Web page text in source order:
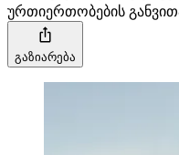
ურთიერთობების
გაზიარება